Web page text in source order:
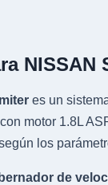
NISSAN
es un
motor 1.8L
los
de